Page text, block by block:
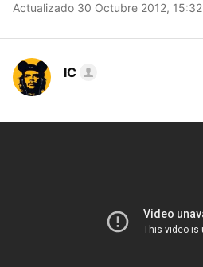
Actualizado 30 Octubre 2012, 15:32
IC